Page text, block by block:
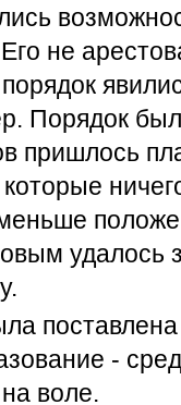
не
Порядок
пришлось
удалось
-
воле.